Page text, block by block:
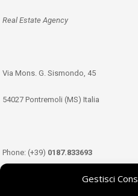
Gestisci
Real Estate Agency
Via Mons. G. Sismondo, 45
54027 Pontremoli (MS) Italia
Phone: (+39) 0187.833693
349.3489333